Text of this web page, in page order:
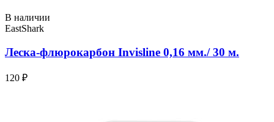
В наличии
EastShark
Леска-флюрокарбон Invisline 0,16 мм./ 30 м.
120 ₽